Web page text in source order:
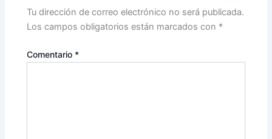
Tu dirección de correo electrónico no será publicada.
Los campos obligatorios están marcados con *
Comentario *